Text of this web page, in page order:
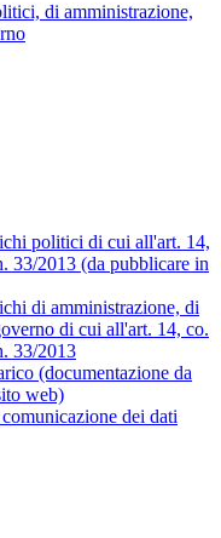
di amministrazione,
politici di cui all'art. 14,
33/2013 (da pubblicare in
di amministrazione, di
di cui all'art. 14, co.
33/2013
(documentazione da
web)
dei dati